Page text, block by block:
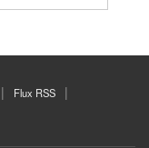
Flux RSS